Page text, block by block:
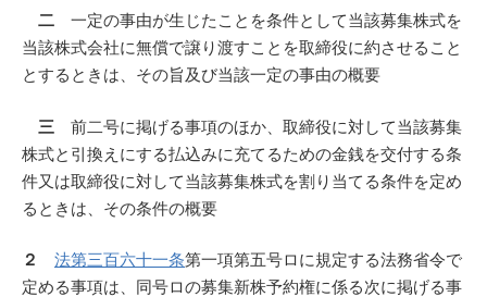
二 一定の事由が生じたことを条件として当該募集株式を
当該株式会社に無償で譲り渡すことを取締役に約させること
とするときは、その旨及び当該一定の事由の概要
三 前二号に掲げる事項のほか、取締役に対して当該募集
株式と引換えにする払込みに充てるための金銭を交付する条
件又は取締役に対して当該募集株式を割り当てる条件を定め
るときは、その条件の概要
２ 法第三百六十一条第一項第五号ロに規定する法務省令で
定める事項は、同号ロの募集新株予約権に係る次に掲げる事